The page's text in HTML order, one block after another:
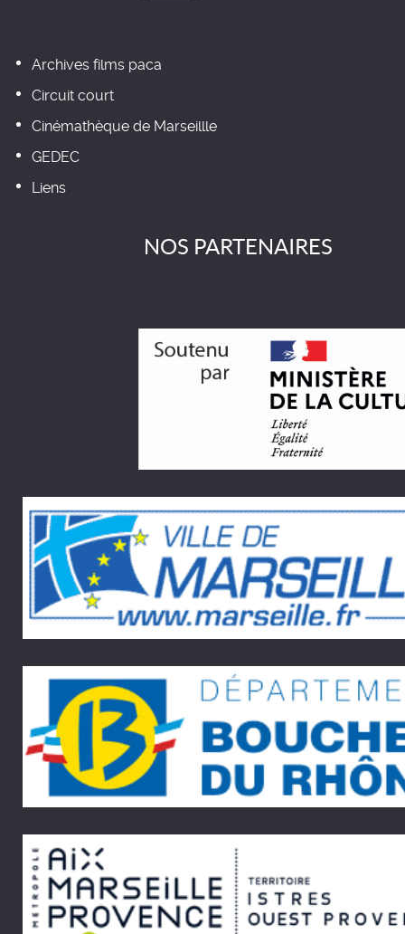
Archives films paca
Circuit court
Cinémathèque de Marseillle
GEDEC
Liens
NOS PARTENAIRES